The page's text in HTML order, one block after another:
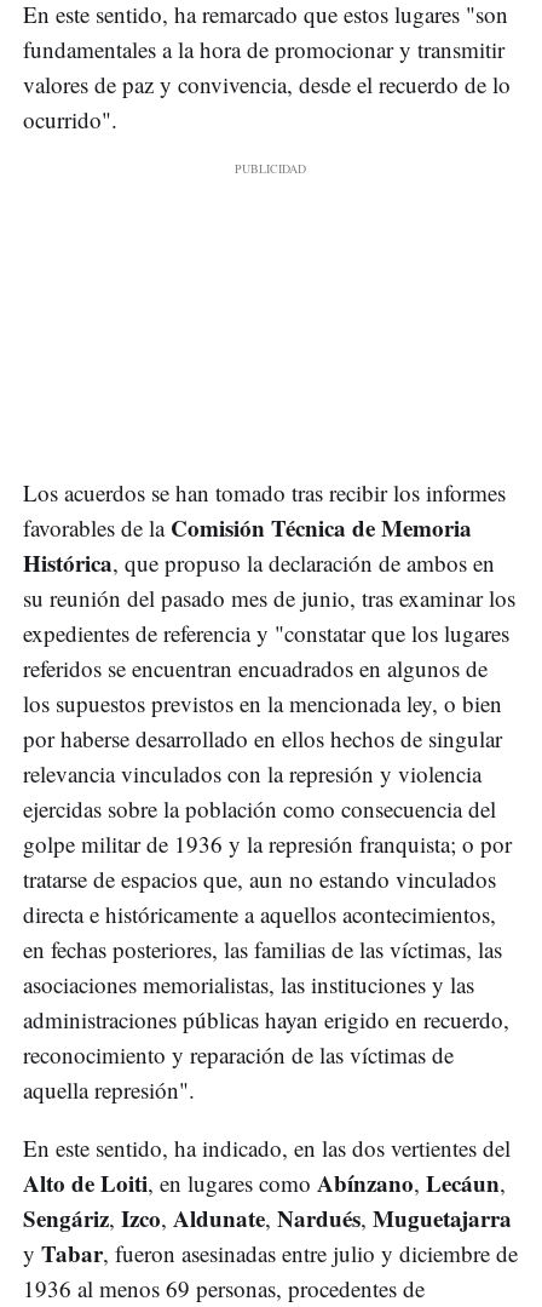
En este sentido, ha remarcado que estos lugares "son
fundamentales a la hora de promocionar y transmitir
valores de paz y convivencia, desde el recuerdo de lo
ocurrido".
Los acuerdos se han tomado tras recibir los informes
favorables de laComisión Técnica de Memoria
Histórica, que propuso la declaración de ambos en
su reunión del pasado mes de junio, tras examinar los
expedientes de referencia y "constatar que los lugares
referidos se encuentran encuadrados en algunos de
los supuestos previstos en la mencionada ley, o bien
por haberse desarrollado en ellos hechos de singular
relevancia vinculados con la represión y violencia
ejercidas sobre la población como consecuencia del
golpe militar de 1936 y la represión franquista; o por
tratarse de espacios que, aun no estando vinculados
directa e históricamente a aquellos acontecimientos,
en fechas posteriores, las familias de las víctimas, las
asociaciones memorialistas, las instituciones y las
administraciones públicas hayan erigido en recuerdo,
reconocimiento y reparación de las víctimas de
aquella represión".
En este sentido, ha indicado, en las dos vertientes del
Alto de Loiti, en lugares como Abínzano, Lecáun,
Sengáriz, Izco, Aldunate, Nardués, Muguetajarra
y Tabar, fueron asesinadas entre julio y diciembre de
1936 al menos 69 personas, procedentes de